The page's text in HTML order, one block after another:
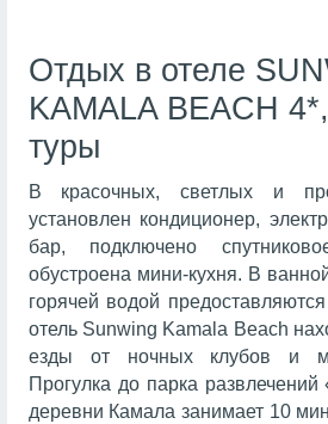
Отдых в отеле
KAMALA BEACH
туры
В красочных, светлых и
установлен кондиционер,
бар, подключено
обустроена мини-кухня. В
горячей водой
отель Sunwing Kamala Beach
езды от ночных клубов и
Прогулка до парка развлечений
деревни Камала занимает 10